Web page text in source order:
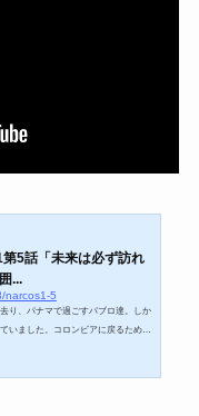
5話「未来は必ず訪れ
...
narcos1-5
り、パナマで過ごすパブロ達。しか
いました。コロンビアに戻るために